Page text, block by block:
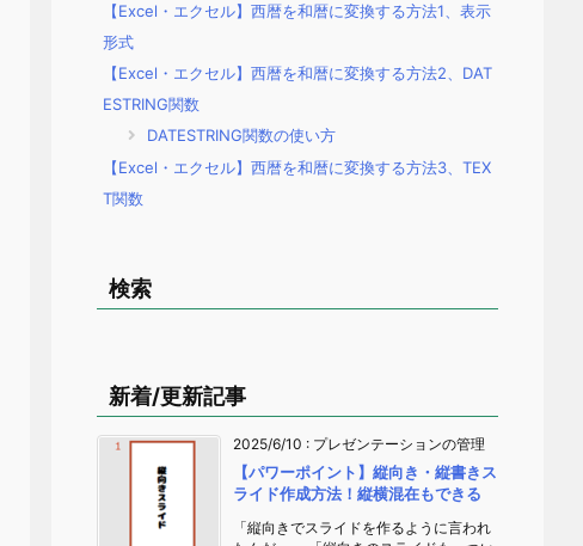
【Excel・エクセル】西暦を和暦に変換する方法1、表示
形式
【Excel・エクセル】西暦を和暦に変換する方法2、DAT
ESTRING関数
DATESTRING関数の使い方
【Excel・エクセル】西暦を和暦に変換する方法3、TEX
T関数
検索
新着/更新記事
2025/6/10 : プレゼンテーションの管理
【パワーポイント】縦向き・縦書きス
ライド作成方法！縦横混在もできる
「縦向きでスライドを作るように言われ